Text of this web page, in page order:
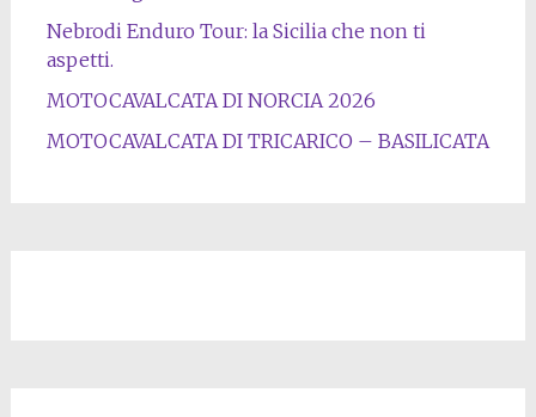
Nebrodi Enduro Tour: la Sicilia che non ti
aspetti.
MOTOCAVALCATA DI NORCIA 2026
MOTOCAVALCATA DI TRICARICO – BASILICATA